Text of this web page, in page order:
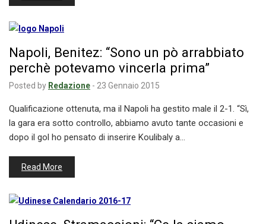
Napoli, Benitez: “Sono un pò arrabbiato
perchè potevamo vincerla prima”
Posted by Redazione - 23 Gennaio 2015
Qualificazione ottenuta, ma il Napoli ha gestito male il 2-1. “Sì,
la gara era sotto controllo, abbiamo avuto tante occasioni e
dopo il gol ho pensato di inserire Koulibaly a…
Read More